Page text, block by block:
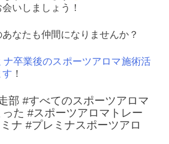
いしましょう！
なたも仲間になりませんか？
卒業後のスポーツアロマ施術活
す ！
部 #すべてのスポーツアロマ
た #スポーツアロマトレー
ナ #プレミナスポーツアロ